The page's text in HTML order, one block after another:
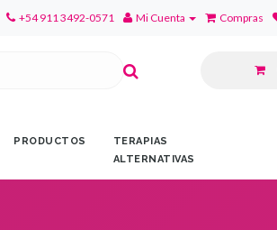
+54 911 3492-0571 Mi Cuenta Compras
PRODUCTOS
TERAPIAS
ALTERNATIVAS